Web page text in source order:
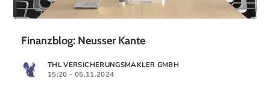
Finanzblog: Neusser Kante
THL VERSICHERUNGSMAKLER GMBH
15:20 - 05.11.2024